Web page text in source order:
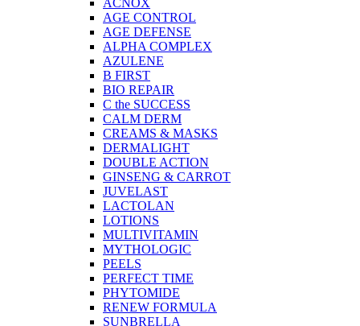
AGE CONTROL
AGE DEFENSE
ALPHA COMPLEX
AZULENE
B FIRST
BIO REPAIR
C the SUCCESS
CALM DERM
CREAMS & MASKS
DERMALIGHT
DOUBLE ACTION
GINSENG & CARROT
JUVELAST
LACTOLAN
LOTIONS
MULTIVITAMIN
MYTHOLOGIC
PEELS
PERFECT TIME
PHYTOMIDE
RENEW FORMULA
SUNBRELLA